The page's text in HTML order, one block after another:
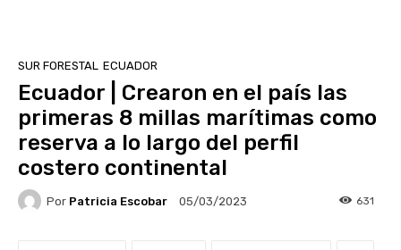
SUR FORESTAL ECUADOR
Ecuador | Crearon en el país las
primeras 8 millas marítimas como
reserva a lo largo del perfil
costero continental
Por Patricia Escobar 05/03/2023 631